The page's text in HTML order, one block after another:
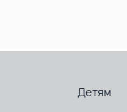
Детям